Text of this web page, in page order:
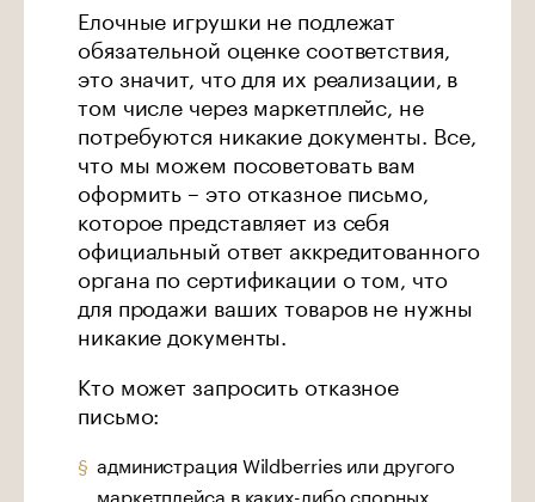
Елочные игрушки не подлежат
обязательной оценке соответствия,
это значит, что для их реализации, в
том числе через маркетплейс, не
потребуются никакие документы. Все,
что мы можем посоветовать вам
оформить – это отказное письмо,
которое представляет из себя
официальный ответ аккредитованного
органа по сертификации о том, что
для продажи ваших товаров не нужны
никакие документы.
Кто может запросить отказное
письмо:
администрация Wildberries или другого
маркетплейса в каких-либо спорных